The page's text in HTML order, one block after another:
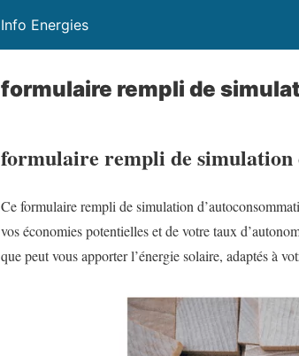
Info Energies
formulaire rempli de
formulaire rempli de simulation
Ce formulaire rempli de simulation
vos économies potentielles et de votre taux
que peut vous apporter l’énergie solaire, adaptés à